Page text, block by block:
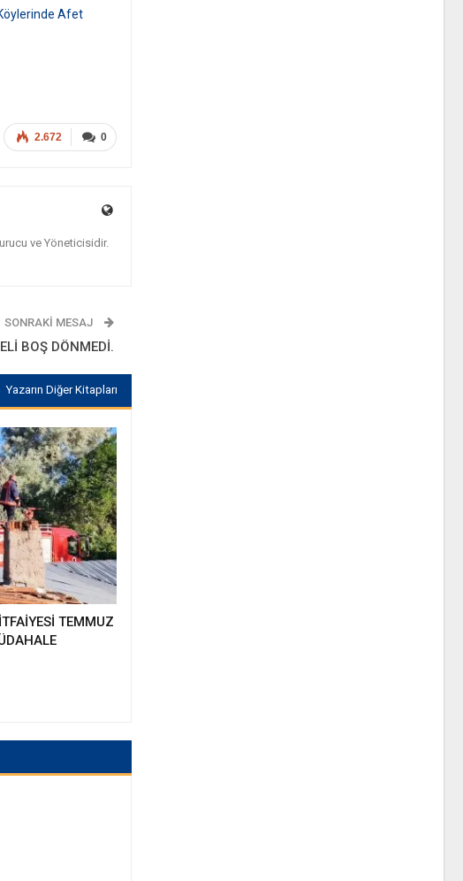
Afet
0
2.672
ve Yöneticisidir.
SONRAKI MESAJ
BOŞ DÖNMEDİ.
Yazarın Diğer Kitapları
TEMMUZ